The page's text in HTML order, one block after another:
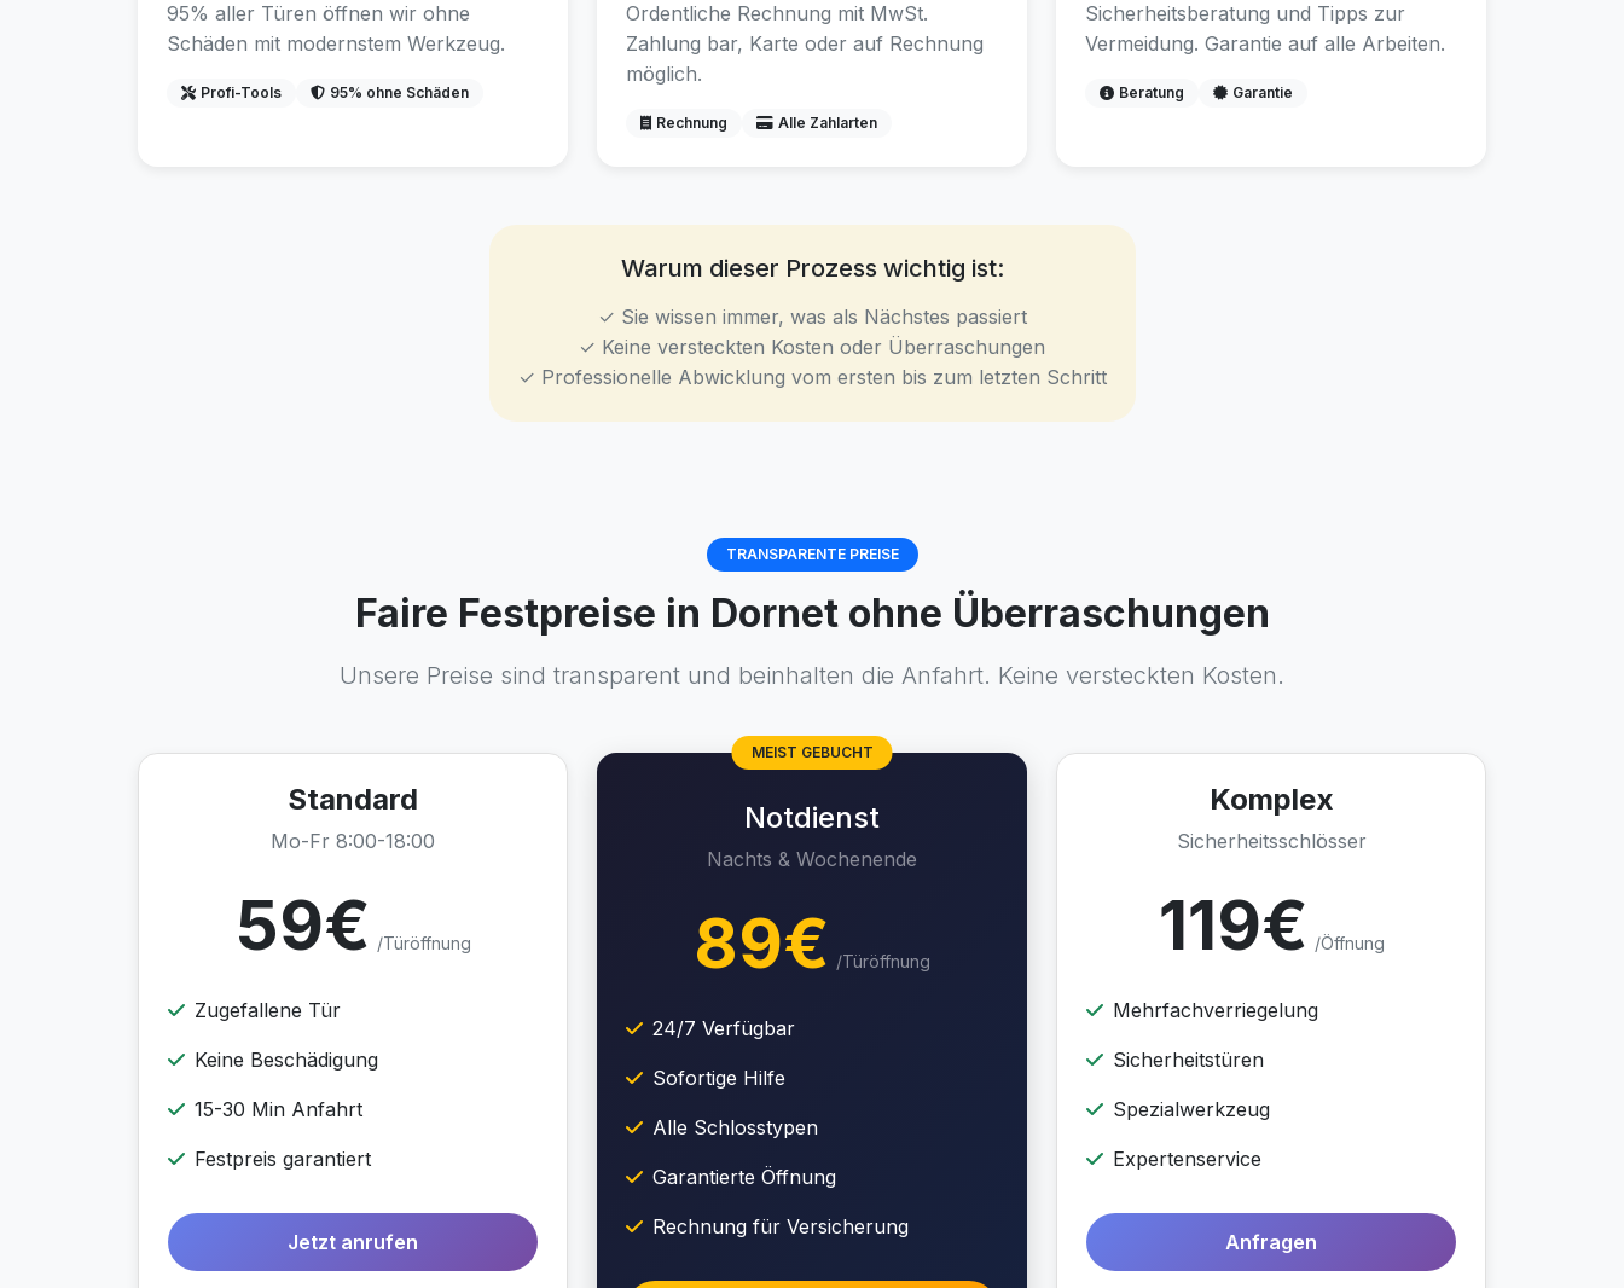
95% aller Türen öffnen wir ohne
Schäden mit modernstem Werkzeug.
Profi-Tools 95% ohne Schäden
Ordentliche Rechnung mit MwSt.
Zahlung bar, Karte oder auf Rechnung
möglich.
Rechnung Alle Zahlarten
Sicherheitsberatung und Tipps zur
Vermeidung. Garantie auf alle Arbeiten.
Beratung Garantie
Warum dieser Prozess wichtig ist:
✓ Sie wissen immer, was als Nächstes passiert
✓ Keine versteckten Kosten oder Überraschungen
✓ Professionelle Abwicklung vom ersten bis zum letzten Schritt
TRANSPARENTE PREISE
Faire Festpreise in Dornet ohne Überraschungen
Unsere Preise sind transparent und beinhalten die Anfahrt. Keine versteckten Kosten.
Standard
Mo-Fr 8:00-18:00
59€ /Türöffnung
Zugefallene Tür
Keine Beschädigung
15-30 Min Anfahrt
Festpreis garantiert
Jetzt anrufen
MEIST GEBUCHT
Notdienst
Nachts & Wochenende
89€ /Türöffnung
24/7 Verfügbar
Sofortige Hilfe
Alle Schlosstypen
Garantierte Öffnung
Rechnung für Versicherung
Komplex
Sicherheitsschlösser
119€ /Öffnung
Mehrfachverriegelung
Sicherheitstüren
Spezialwerkzeug
Expertenservice
Anfragen